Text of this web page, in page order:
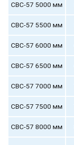
СВС-57 5000 мм
СВС-57 5500 мм
СВС-57 6000 мм
СВС-57 6500 мм
СВС-57 7000 мм
СВС-57 7500 мм
СВС-57 8000 мм